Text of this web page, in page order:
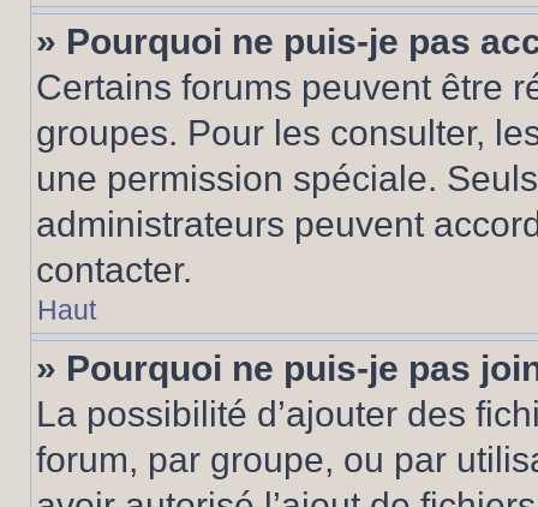
» Pourquoi ne puis-je pas
Certains forums peuvent être
groupes. Pour les consulter,
une permission spéciale.
administrateurs peuvent
contacter.
Haut
» Pourquoi ne puis-je pas
La possibilité d’ajouter des
forum, par groupe, ou par